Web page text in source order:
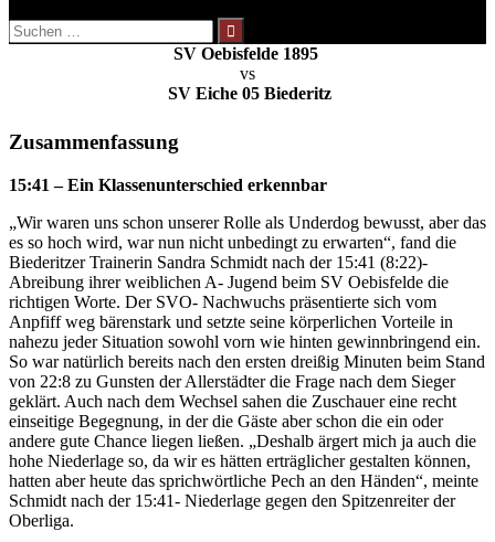
Suchen
nach:
SV Oebisfelde 1895
vs
SV Eiche 05 Biederitz
Zusammenfassung
15:41 – Ein Klassenunterschied erkennbar
„Wir waren uns schon unserer Rolle als Underdog bewusst, aber das
es so hoch wird, war nun nicht unbedingt zu erwarten“, fand die
Biederitzer Trainerin Sandra Schmidt nach der 15:41 (8:22)-
Abreibung ihrer weiblichen A- Jugend beim SV Oebisfelde die
richtigen Worte. Der SVO- Nachwuchs präsentierte sich vom
Anpfiff weg bärenstark und setzte seine körperlichen Vorteile in
nahezu jeder Situation sowohl vorn wie hinten gewinnbringend ein.
So war natürlich bereits nach den ersten dreißig Minuten beim Stand
von 22:8 zu Gunsten der Allerstädter die Frage nach dem Sieger
geklärt. Auch nach dem Wechsel sahen die Zuschauer eine recht
einseitige Begegnung, in der die Gäste aber schon die ein oder
andere gute Chance liegen ließen. „Deshalb ärgert mich ja auch die
hohe Niederlage so, da wir es hätten erträglicher gestalten können,
hatten aber heute das sprichwörtliche Pech an den Händen“, meinte
Schmidt nach der 15:41- Niederlage gegen den Spitzenreiter der
Oberliga.